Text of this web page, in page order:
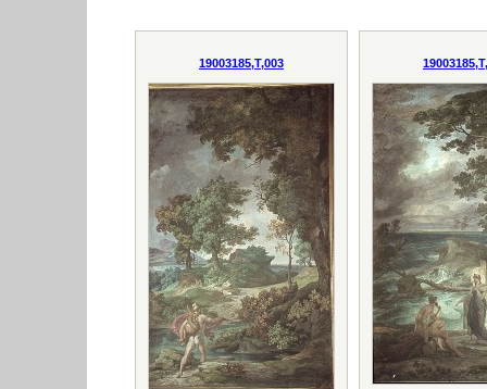
19003185,T,003